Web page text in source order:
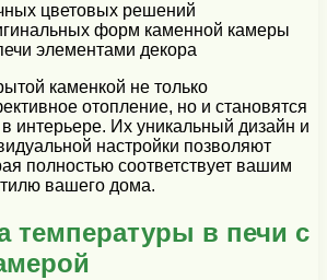
цветовых решений
форм каменной камеры
элементами декора
каменкой не только
отопление, но и становятся
интерьере. Их уникальный дизайн и
настройки позволяют
полностью соответствует вашим
вашего дома.
температуры в печи с